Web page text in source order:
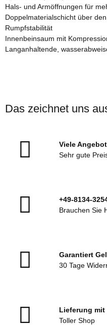
Hals- und Armöffnungen für
Doppelmaterialschicht über
Rumpfstabilität
Innenbeinsaum mit
Langanhaltende,
Das zeichnet uns
Viele
Sehr gute
+49-8134-
Brauchen Sie
Garantiert
30 Tage
Lieferung mit
Toller Shop